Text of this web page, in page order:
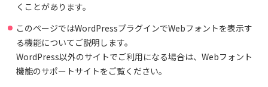
くことがあります。
このページではWordPressプラグインでWebフォントを表示す
る機能についてご説明します。
WordPress以外のサイトでご利用になる場合は、Webフォント
機能のサポートサイトをご覧ください。